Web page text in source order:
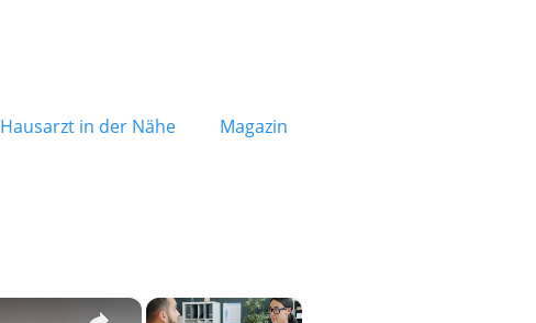
Hausarzt in der Nähe Magazin
×
×